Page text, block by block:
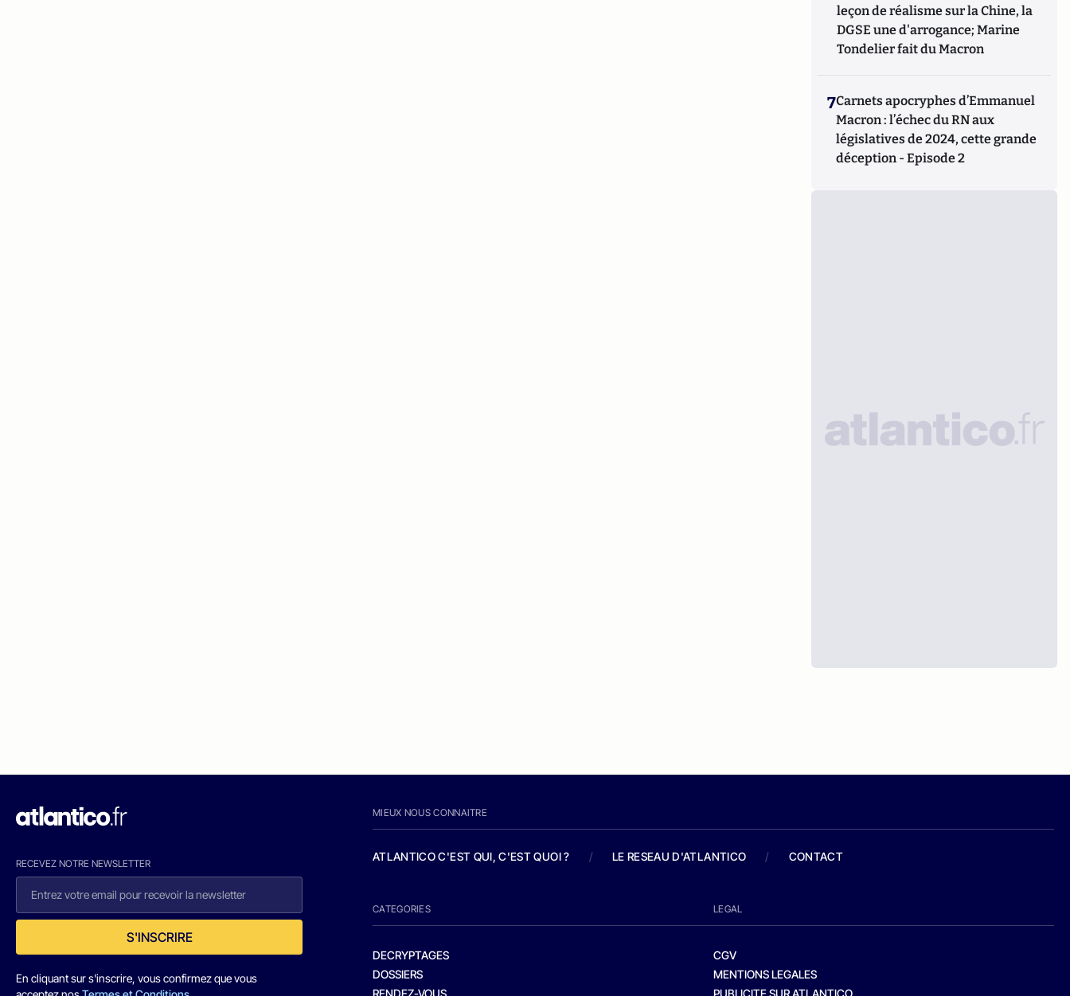
leçon de réalisme sur la Chine, la
DGSE une d'arrogance; Marine
Tondelier fait du Macron
7Carnets apocryphes d’Emmanuel
Macron : l’échec du RN aux
législatives de 2024, cette grande
déception - Episode 2
RECEVEZ NOTRE NEWSLETTER
S'INSCRIRE
En cliquant sur s'inscrire, vous confirmez que vous
MIEUX NOUS CONNAITRE
ATLANTICO C'EST QUI, C'EST QUOI ? / LE RESEAU D'ATLANTICO / CONTACT
CATEGORIES
DECRYPTAGES
DOSSIERS
RENDEZ-VOUS
LEGAL
CGV
MENTIONS LEGALES
PUBLICITE SUR ATLANTICO